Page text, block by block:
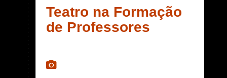
Teatro na Formação
de Professores